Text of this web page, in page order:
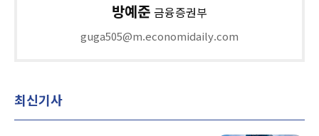
방예준 금융증권부
guga505@m.economidaily.com
최신기사